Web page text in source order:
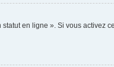
en ligne ». Si vous activez